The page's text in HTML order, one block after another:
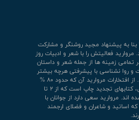
انتشارات مروارید در سال ۱۳۴۰ بنا به پیشنهاد مجید روشنگر و مشارکت
فعالیتش را با شعر و ادبیات روز
تمامی زمینه ها از جمله شعر و داستان
و روا نشناسی با پیشرفتی هرچه بیشتر
به فعالیت خود ادامه می دهد. از افتخارات مروارید آن که حدود ۸۰ %
کتاب های منتشر شده هر سال، کتابهای تجدید چاپ است که از ۲ تا
مروارید سعی دارد از جوانان با
اساتید و شاعران و فضلای ارجمند